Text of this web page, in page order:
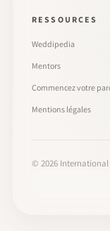
RESSOURCES
Weddipedia
Mentors
Commencez votre
Mentions légales
© 2026 International